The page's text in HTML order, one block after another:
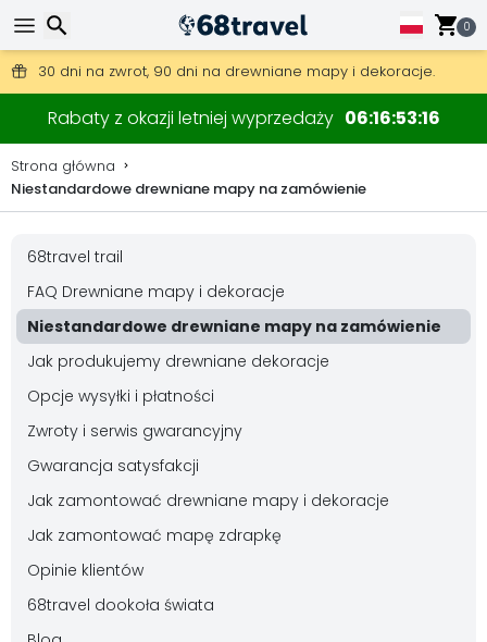
0
Darmowa wysyłka przy zamówieniach powyżej 345 zł.
30 dni na zwrot, 90 dni na drewniane mapy i dekoracje.
Rabaty z okazji letniej wyprzedaży 06 16 53 15
Strona główna
Niestandardowe drewniane mapy na zamówienie
68travel trail
FAQ Drewniane mapy i dekoracje
Niestandardowe drewniane mapy na zamówienie
Jak produkujemy drewniane dekoracje
Opcje wysyłki i płatności
Zwroty i serwis gwarancyjny
Gwarancja satysfakcji
Jak zamontować drewniane mapy i dekoracje
Jak zamontować mapę zdrapkę
Opinie klientów
68travel dookoła świata
Wyszukaj